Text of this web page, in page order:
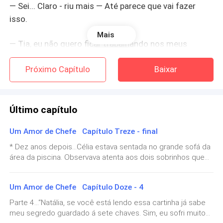
— Sei... Claro - riu mais — Até parece que vai fazer
isso.
— Tia, eu não quero ficar trabalhando nos meus
últimos dias de folga.
— Se tudo foi pro brejo, por que não aproveitar e
a mania de achar que todos deveriam obedecer seu
comando.
bicileta. A gente nunca esquece.
Mais
Próximo Capítulo Baixar
Último capítulo
Um Amor de Chefe Capítulo Treze - final
* Dez anos depois...Célia estava sentada no grande sofá da
área da piscina. Observava atenta aos dois sobrinhos que
acompanhado de uma menina. Júlio escolheu os nomes
depois de ganhar uma aposta que fez com ela.Os gêmeos
Nicolas e Juliana estavam pulando na piscina e fazendo
uma bagunça enorme enquanto Célia fingia não ver e se
Um Amor de Chefe Capítulo Doze - 4
Parte 4...“Natália, se você está lendo essa cartinha já sabe
meu segredo guardado á sete chaves. Sim, eu sofri muito